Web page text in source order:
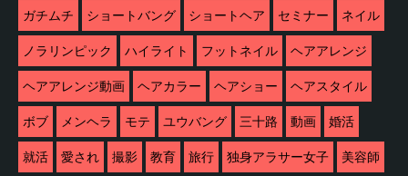
ガチムチ ショートバング ショートヘア セミナー ネイル
ノラリンピック ハイライト フットネイル ヘアアレンジ
ヘアアレンジ動画 ヘアカラー ヘアショー ヘアスタイル
ボブ メンヘラ モテ ユウバング 三十路 動画 婚活
就活 愛され 撮影 教育 旅行 独身アラサー女子 美容師